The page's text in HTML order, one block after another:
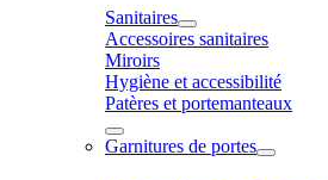
Sanitaires
Accessoires sanitaires
Miroirs
Hygiène et accessibilité
Patères et portemanteaux
Garnitures de portes